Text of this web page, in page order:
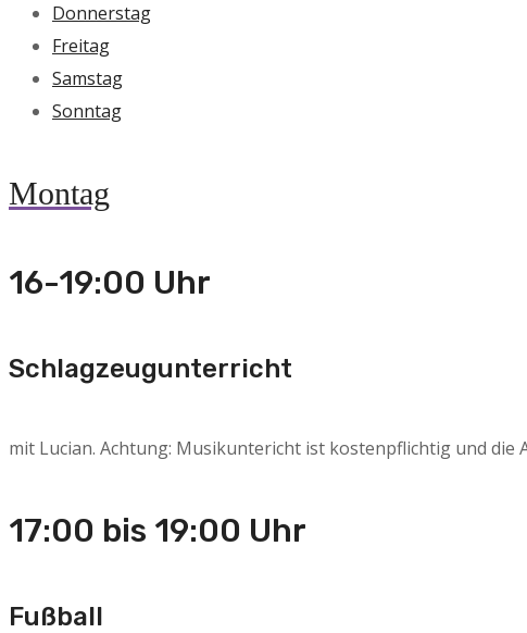
Donnerstag
Freitag
Samstag
Sonntag
Montag
16-19:00 Uhr
Schlagzeugunterricht
mit Lucian. Achtung: Musikuntericht ist kostenpflichtig und
17:00 bis 19:00 Uhr
Fußball